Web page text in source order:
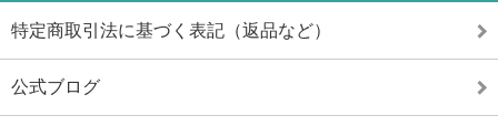
特定商取引法に基づく表記（返品など）
公式ブログ